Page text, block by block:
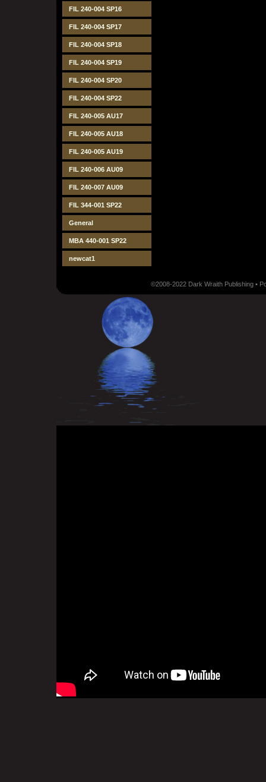
FIL 240-004 SP16
FIL 240-004 SP17
FIL 240-004 SP18
FIL 240-004 SP19
FIL 240-004 SP20
FIL 240-004 SP22
FIL 240-005 AU17
FIL 240-005 AU18
FIL 240-005 AU19
FIL 240-006 AU09
FIL 240-007 AU09
FIL 344-001 SP22
General
MBA 440-001 SP22
newcat1
©2008-2022 Dark Wraith Publishing •